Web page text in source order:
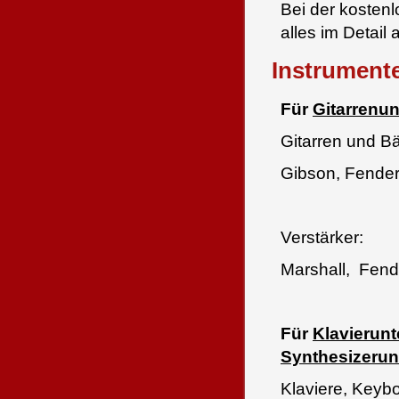
Bei der
alles im Detail
Für
Gitarren und
Gibson,
Verstärker:
Marshall,
Für
Klaviere,